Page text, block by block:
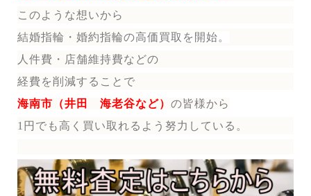
このような想いから
結婚指輪・婚約指輪の高価買取を開始。
人件費・店舗維持費などの
経費を削減することで
海南市（井田 海老谷など） の皆様から
1円でも高く買い取れるよう努力している。